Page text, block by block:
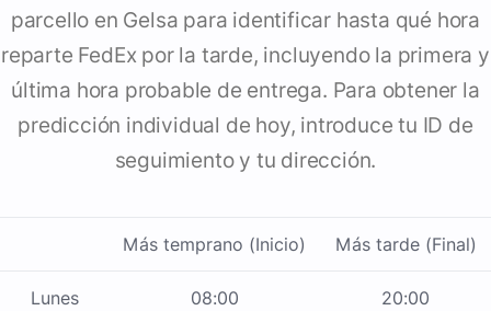
parcello en Gelsa para identificar hasta qué hora
reparte FedEx por la tarde, incluyendo la primera y
última hora probable de entrega. Para obtener la
predicción individual de hoy, introduce tu ID de
seguimiento y tu dirección.
Más temprano (Inicio) Más tarde (Final)
Lunes 08:00 20:00